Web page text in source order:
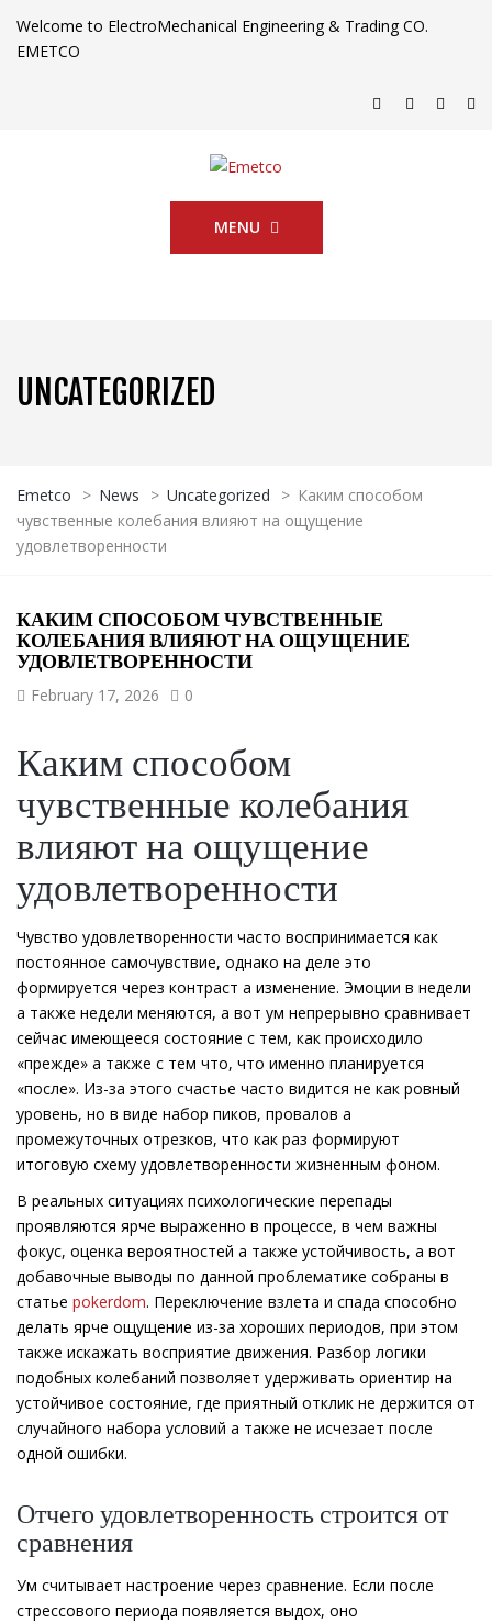
Welcome to ElectroMechanical Engineering & Trading CO.
EMETCO
MENU
UNCATEGORIZED
Emetco > News > Uncategorized > Каким способом
чувственные колебания влияют на ощущение
удовлетворенности
КАКИМ СПОСОБОМ ЧУВСТВЕННЫЕ
КОЛЕБАНИЯ ВЛИЯЮТ НА ОЩУЩЕНИЕ
УДОВЛЕТВОРЕННОСТИ
February 17, 2026 0
Каким способом
чувственные колебания
влияют на ощущение
удовлетворенности
Чувство удовлетворенности часто воспринимается как
постоянное самочувствие, однако на деле это
формируется через контраст а изменение. Эмоции в недели
а также недели меняются, а вот ум непрерывно сравнивает
сейчас имеющееся состояние с тем, как происходило
«прежде» а также с тем что, что именно планируется
«после». Из-за этого счастье часто видится не как ровный
уровень, но в виде набор пиков, провалов а
промежуточных отрезков, что как раз формируют
итоговую схему удовлетворенности жизненным фоном.
В реальных ситуациях психологические перепады
проявляются ярче выраженно в процессе, в чем важны
фокус, оценка вероятностей а также устойчивость, а вот
добавочные выводы по данной проблематике собраны в
статье pokerdom. Переключение взлета и спада способно
делать ярче ощущение из-за хороших периодов, при этом
также искажать восприятие движения. Разбор логики
подобных колебаний позволяет удерживать ориентир на
устойчивое состояние, где приятный отклик не держится от
случайного набора условий а также не исчезает после
одной ошибки.
Отчего удовлетворенность строится от
сравнения
Ум считывает настроение через сравнение. Если после
стрессового периода появляется выдох, оно